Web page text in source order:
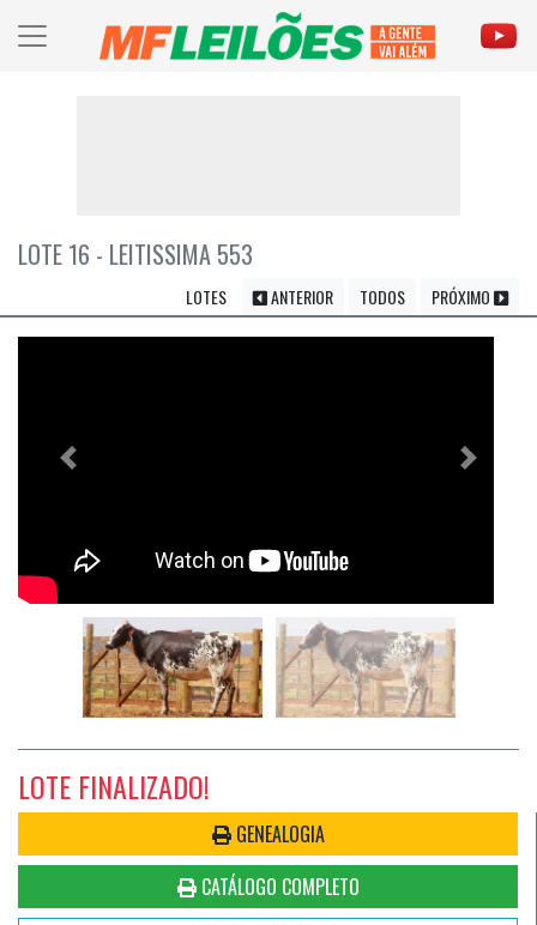
LOTE 16 - LEITISSIMA 553
LOTES ANTERIOR TODOS PRÓXIMO
Previous Próximo
LOTE FINALIZADO!
GENEALOGIA
CATÁLOGO COMPLETO